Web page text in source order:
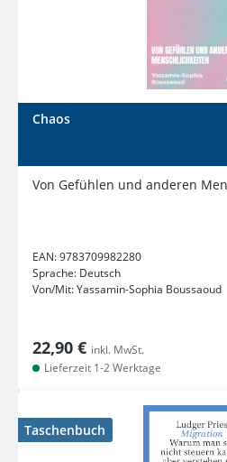
Chaos
Von Gefühlen und anderen
EAN:9783709982280
Sprache: Deutsch
Von/Mit:Yassamin-Sophia Boussaoud
22,90 € inkl. MwSt.
Lieferzeit 1-2 Werktage
Taschenbuch